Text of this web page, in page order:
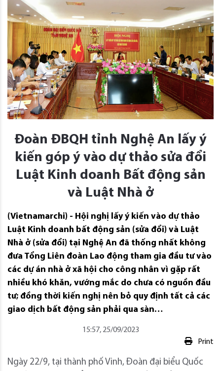
Đoàn ĐBQH tỉnh Nghệ An lấy ý
kiến góp ý vào dự thảo sửa đổi
Luật Kinh doanh Bất động sản
và Luật Nhà ở
(Vietnamarchi) - Hội nghị lấy ý kiến vào dự thảo
Luật Kinh doanh bất động sản (sửa đổi) và Luật
Nhà ở (sửa đổi) tại Nghệ An đã thống nhất không
đưa Tổng Liên đoàn Lao động tham gia đầu tư vào
các dự án nhà ở xã hội cho công nhân vì gặp rất
nhiều khó khăn, vướng mắc do chưa có nguồn đầu
tư; đồng thời kiến nghị nên bỏ quy định tất cả các
giao dịch bất động sản phải qua sàn…
15:57, 25/09/2023
Print
Ngày 22/9, tại thành phố Vinh, Đoàn đại biểu Quốc